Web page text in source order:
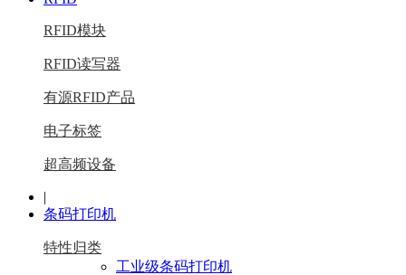
RFID模块
RFID读写器
有源RFID产品
电子标签
超高频设备
|
条码打印机
特性归类
工业级条码打印机